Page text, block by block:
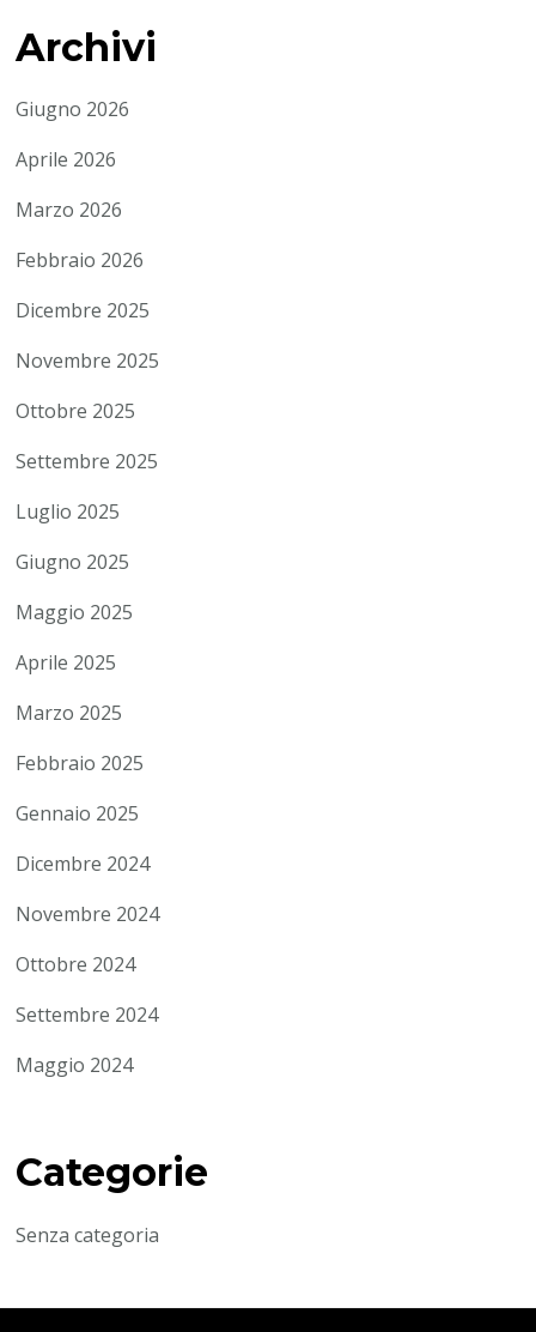
Archivi
Giugno 2026
Aprile 2026
Marzo 2026
Febbraio 2026
Dicembre 2025
Novembre 2025
Ottobre 2025
Settembre 2025
Luglio 2025
Giugno 2025
Maggio 2025
Aprile 2025
Marzo 2025
Febbraio 2025
Gennaio 2025
Dicembre 2024
Novembre 2024
Ottobre 2024
Settembre 2024
Maggio 2024
Categorie
Senza categoria